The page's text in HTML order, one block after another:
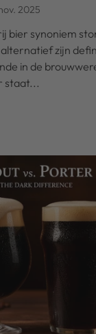
2025
bier synoniem
zijn
in de
staat...